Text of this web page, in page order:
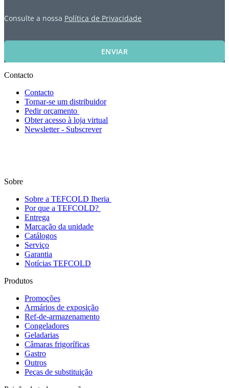
Consulte a nossa Política de Privacidade
ENVIAR
Contacto
Contacto
Tornar-se um distribuidor
Pedir orçamento
Obter acesso à loja virtual
Newsletter - Subscrever
Sobre
Sobre a TEFCOLD Iberia
Por que a TEFCOLD?
Entrega
Marcação da unidade
Catálogos
Serviço
Garantia
Notícias TEFCOLD
Produtos
Promoções
Armários de exposição
Ref-de-armazenamento
Congeladores
Geladarias
Câmaras frigoríficas
Gastro
Outros
Peças de substituição